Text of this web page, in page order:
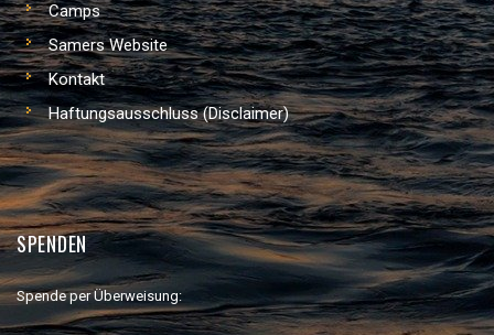
Camps
Samers Website
Kontakt
Haftungsausschluss (Disclaimer)
SPENDEN
Spende per Überweisung: